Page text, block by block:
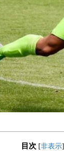
目次 [非表示]